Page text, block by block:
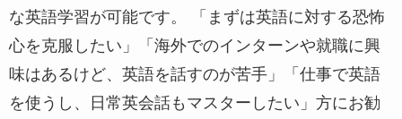
な英語学習が可能です。 「まずは英語に対する恐怖
心を克服したい」「海外でのインターンや就職に興
味はあるけど、英語を話すのが苦手」「仕事で英語
を使うし、日常英会話もマスターしたい」方にお勧